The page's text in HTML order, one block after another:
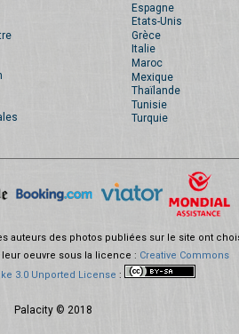
Espagne
Etats-Unis
Grèce
Italie
Maroc
Mexique
Thaïlande
Tunisie
Turquie
auteurs des photos publiées sur le site ont
oeuvre sous la licence : Creative Commons
3.0 Unported License :
Palacity © 2018